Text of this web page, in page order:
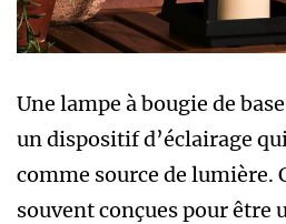
Une lampe à bougie de
un dispositif d’éclairage
comme source de lumière.
souvent conçues pour être